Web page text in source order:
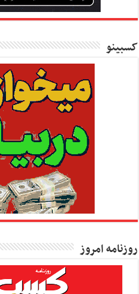
کسبینو
روزنامه امروز